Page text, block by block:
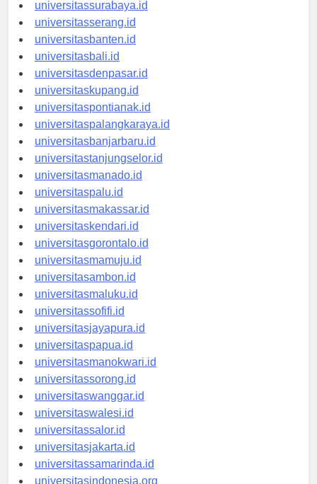
universitassurabaya.id
universitasserang.id
universitasbanten.id
universitasbali.id
universitasdenpasar.id
universitaskupang.id
universitaspontianak.id
universitaspalangkaraya.id
universitasbanjarbaru.id
universitastanjungselor.id
universitasmanado.id
universitaspalu.id
universitasmakassar.id
universitaskendari.id
universitasgorontalo.id
universitasmamuju.id
universitasambon.id
universitasmaluku.id
universitassofifi.id
universitasjayapura.id
universitaspapua.id
universitasmanokwari.id
universitassorong.id
universitaswanggar.id
universitaswalesi.id
universitassalor.id
universitasjakarta.id
universitassamarinda.id